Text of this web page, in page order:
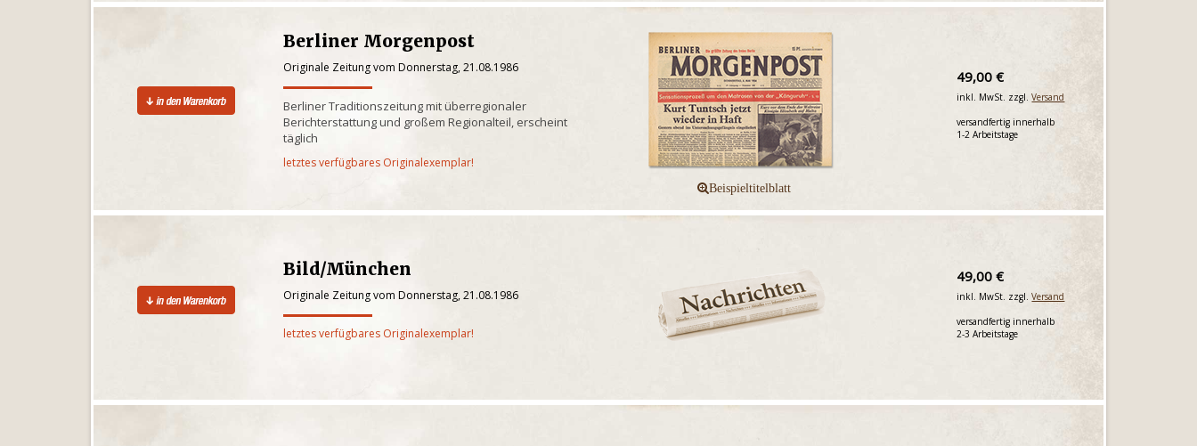
Berliner Morgenpost
Originale Zeitung vom Donnerstag, 21.08.1986
Berliner Traditionszeitung mit überregionaler
Berichterstattung und großem Regionalteil, erscheint
täglich
letztes verfügbares Originalexemplar!
49,00 €
inkl. MwSt. zzgl.Versand
versandfertig innerhalb
1-2 Arbeitstage
Bild/München
Originale Zeitung vom Donnerstag, 21.08.1986
letztes verfügbares Originalexemplar!
49,00 €
inkl. MwSt. zzgl.Versand
versandfertig innerhalb
2-3 Arbeitstage